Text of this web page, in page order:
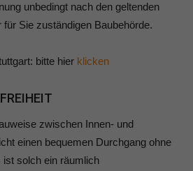
unbedingt nach den geltenden
für Sie zuständigen Baubehörde.
bitte hier klicken
zwischen Innen- und
einen bequemen Durchgang ohne
ist solch ein räumlich